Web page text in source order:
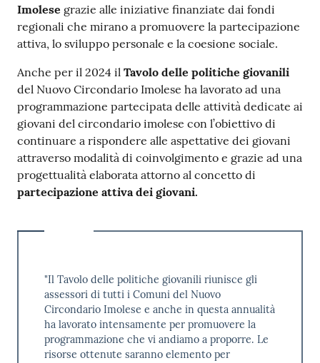
Imolese grazie alle iniziative finanziate dai fondi
regionali che mirano a promuovere la partecipazione
attiva, lo sviluppo personale e la coesione sociale.
Anche per il 2024 il Tavolo delle politiche giovanili
del Nuovo Circondario Imolese ha lavorato ad una
programmazione partecipata delle attività dedicate ai
giovani del circondario imolese con l’obiettivo di
continuare a rispondere alle aspettative dei giovani
attraverso modalità di coinvolgimento e grazie ad una
progettualità elaborata attorno al concetto di
partecipazione attiva dei giovani.
"Il Tavolo delle politiche giovanili riunisce gli
assessori di tutti i Comuni del Nuovo
Circondario Imolese e anche in questa annualità
ha lavorato intensamente per promuovere la
programmazione che vi andiamo a proporre. Le
risorse ottenute saranno elemento per